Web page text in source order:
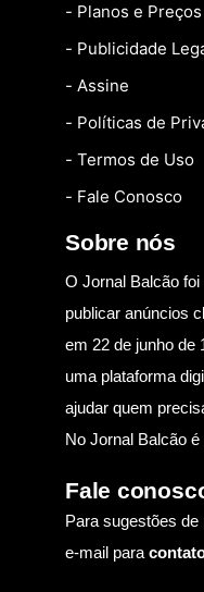
- Planos e Preços
- Publicidade
- Assine
- Políticas de
- Termos de Uso
- Fale Conosco
Sobre nós
O Jornal Balcão
publicar anúncios
em 22 de junho de
uma plataforma
ajudar quem
No Jornal Balcão
Fale
Para sugestões
e-mail para